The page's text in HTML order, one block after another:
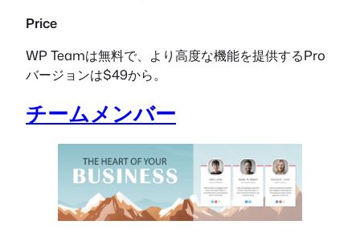
Price
WP Teamは無料で、より高度な機能を提供するPro
バージョンは$49から。
チームメンバー